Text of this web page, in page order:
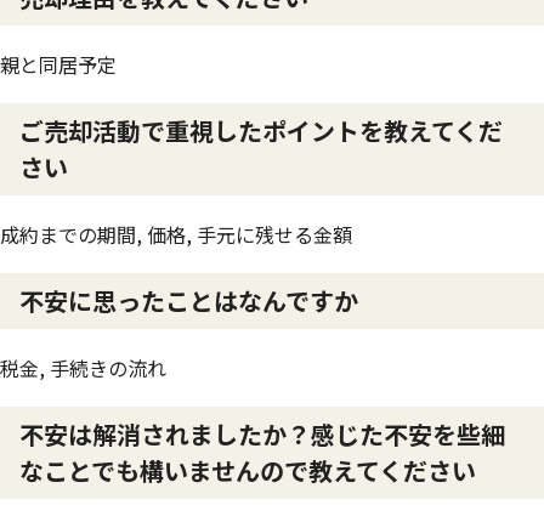
親と同居予定
ご売却活動で重視したポイントを教えてくだ
さい
成約までの期間, 価格, 手元に残せる金額
不安に思ったことはなんですか
税金, 手続きの流れ
不安は解消されましたか？感じた不安を些細
なことでも構いませんので教えてください